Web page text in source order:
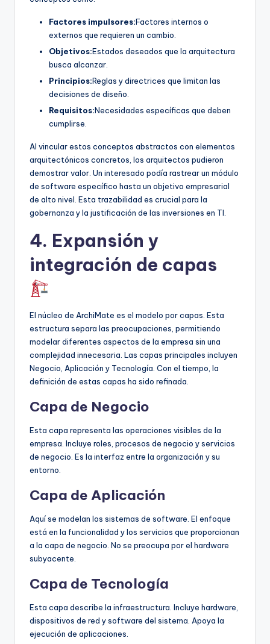
Factores impulsores:Factores internos o
externos que requieren un cambio.
Objetivos:Estados deseados que la arquitectura
busca alcanzar.
Principios:Reglas y directrices que limitan las
decisiones de diseño.
Requisitos:Necesidades específicas que deben
cumplirse.
Al vincular estos conceptos abstractos con elementos
arquitectónicos concretos, los arquitectos pudieron
demostrar valor. Un interesado podía rastrear un módulo
de software específico hasta un objetivo empresarial
de alto nivel. Esta trazabilidad es crucial para la
gobernanza y la justificación de las inversiones en TI.
4. Expansión y
integración de capas
El núcleo de ArchiMate es el modelo por capas. Esta
estructura separa las preocupaciones, permitiendo
modelar diferentes aspectos de la empresa sin una
complejidad innecesaria. Las capas principales incluyen
Negocio, Aplicación y Tecnología. Con el tiempo, la
definición de estas capas ha sido refinada.
Capa de Negocio
Esta capa representa las operaciones visibles de la
empresa. Incluye roles, procesos de negocio y servicios
de negocio. Es la interfaz entre la organización y su
entorno.
Capa de Aplicación
Aquí se modelan los sistemas de software. El enfoque
está en la funcionalidad y los servicios que proporcionan
a la capa de negocio. No se preocupa por el hardware
subyacente.
Capa de Tecnología
Esta capa describe la infraestructura. Incluye hardware,
dispositivos de red y software del sistema. Apoya la
ejecución de aplicaciones.